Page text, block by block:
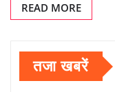
READ MORE
तजा खबरें